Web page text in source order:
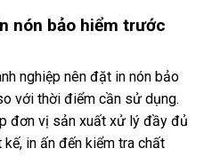
nón bảo hiểm trước
nghiệp nên đặt in nón bảo
với thời điểm cần sử dụng.
đơn vị sản xuất xử lý đầy đủ
in ấn đến kiểm tra chất